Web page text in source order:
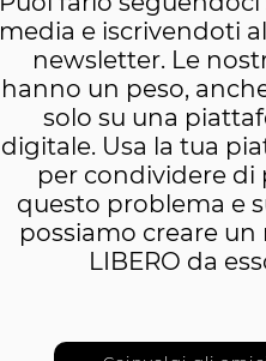
media e iscrivendoti
newsletter. Le
hanno un peso,
solo su una
digitale. Usa la tua
per condividere di
questo problema e
possiamo creare
LIBERO da